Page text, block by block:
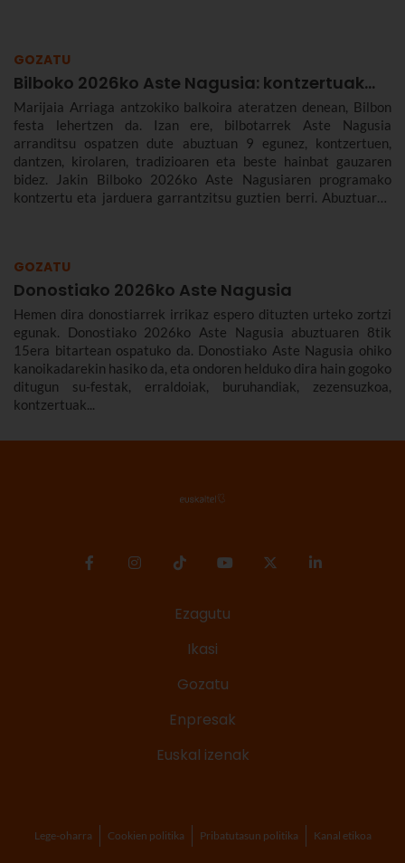
GOZATU
Bilboko 2026ko Aste Nagusia: kontzertuak...
Marijaia Arriaga antzokiko balkoira ateratzen denean, Bilbon
festa lehertzen da. Izan ere, bilbotarrek Aste Nagusia
arranditsu ospatzen dute abuztuan 9 egunez, kontzertuen,
dantzen, kirolaren, tradizioaren eta beste hainbat gauzaren
bidez. Jakin Bilboko 2026ko Aste Nagusiaren programako
kontzertu eta jarduera garrantzitsu guztien berri. Abuztuaren
GOZATU
Donostiako 2026ko Aste Nagusia
Hemen dira donostiarrek irrikaz espero dituzten urteko zortzi
egunak. Donostiako 2026ko Aste Nagusia abuztuaren 8tik
15era bitartean ospatuko da. Donostiako Aste Nagusia ohiko
kanoikadarekin hasiko da, eta ondoren helduko dira hain gogoko
ditugun su-festak, erraldoiak, buruhandiak, zezensuzkoa,
kontzertuak...
Ezagutu
Ikasi
Gozatu
Enpresak
Euskal izenak
Lege-oharra Cookien politika Pribatutasun politika Kanal etikoa